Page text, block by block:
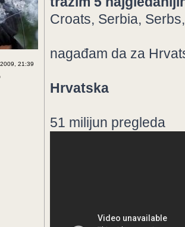
21:39
Croats, Serbia,
nagađam da za
Hrvatska
51 milijun pregleda